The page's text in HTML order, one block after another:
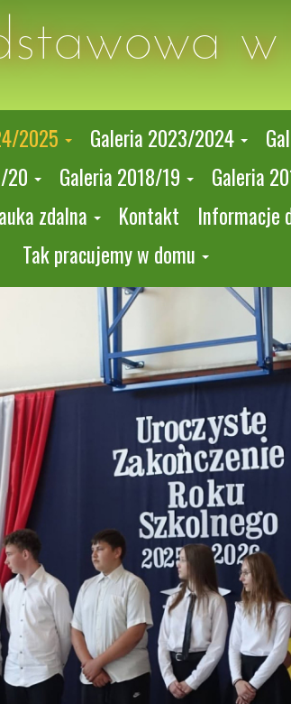
2025 Galeria 2023/2024
20 Galeria 2018/19 Galeria
zdalna Kontakt Informacje
Tak pracujemy w domu